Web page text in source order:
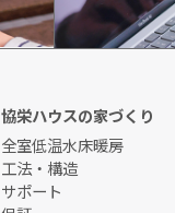
資料請求
協栄ハウスの家づくり
全室低温水床暖房
工法・構造
サポート